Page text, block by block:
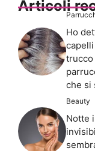
Articoli
Ho
trucco
che si
Beauty
Notte